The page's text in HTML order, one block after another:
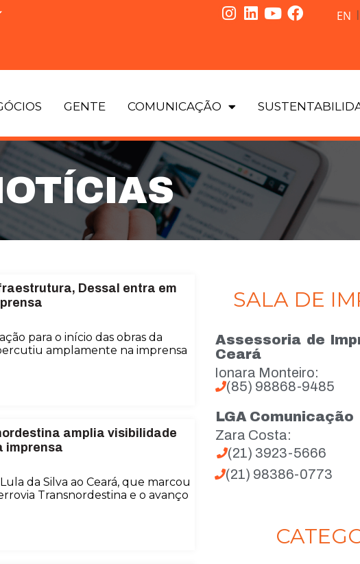
EN |
GENTE COMUNICAÇÃO
Dessal entra em
para o início das obras da
amplamente na imprensa
amplia visibilidade
imprensa
da Silva ao Ceará, que marcou
Transnordestina e o avanço
SALA DE
Assessoria de
Ceará
Ionara Monteiro:
(85) 98868-9485
LGA Comunicação
Zara Costa:
(21) 3923-5666
(21) 98386-0773